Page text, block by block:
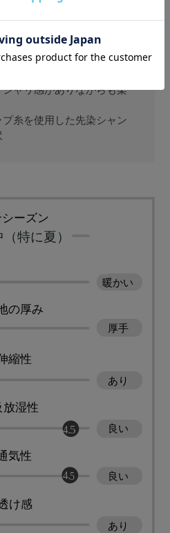
100％使用
ぢみ、独特の凸凹、シボ
つかず、べたつかない
ャリ感がありながらも柔
糸を使用した先染シャン